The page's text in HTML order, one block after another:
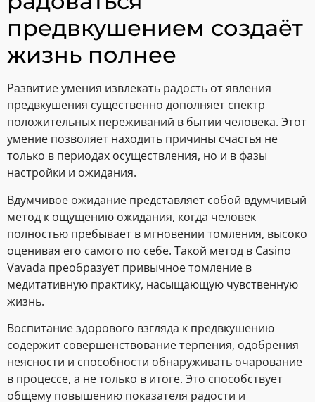
предвкушением создаёт
жизнь полнее
Развитие умения извлекать радость от явления
предвкушения существенно дополняет спектр
положительных переживаний в бытии человека. Этот
умение позволяет находить причины счастья не
только в периодах осуществления, но и в фазы
настройки и ожидания.
Вдумчивое ожидание представляет собой вдумчивый
метод к ощущению ожидания, когда человек
полностью пребывает в мгновении томления, высоко
оценивая его самого по себе. Такой метод в Casino
Vavada преобразует привычное томление в
медитативную практику, насыщающую чувственную
жизнь.
Воспитание здорового взгляда к предвкушению
содержит совершенствование терпения, одобрения
неясности и способности обнаруживать очарование
в процессе, а не только в итоге. Это способствует
общему повышению показателя радости и